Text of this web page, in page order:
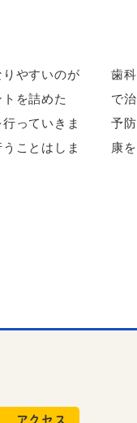
やすいのが
を詰めた
っていきま
ことはしま
歯
で
予
康
アクセス